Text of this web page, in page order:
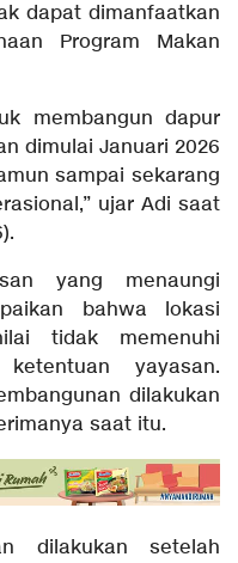
dapat dimanfaatkan
Program Makan
membangun dapur
dimulai Januari 2026
sampai sekarang
ujar Adi saat
yang menaungi
bahwa lokasi
tidak memenuhi
yayasan.
dilakukan
saat itu.
dilakukan setelah